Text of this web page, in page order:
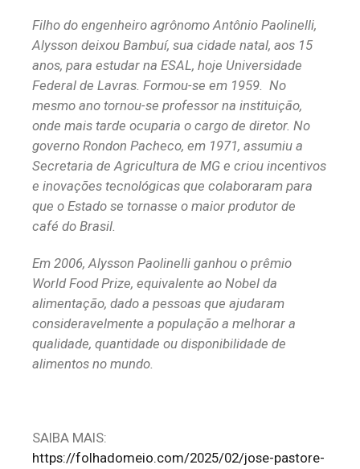
Filho do engenheiro agrônomo Antônio Paolinelli,
Alysson deixou Bambuí, sua cidade natal, aos 15
anos, para estudar na ESAL, hoje Universidade
Federal de Lavras. Formou-se em 1959. No
mesmo ano tornou-se professor na instituição,
onde mais tarde ocuparia o cargo de diretor. No
governo Rondon Pacheco, em 1971, assumiu a
Secretaria de Agricultura de MG e criou incentivos
e inovações tecnológicas que colaboraram para
que o Estado se tornasse o maior produtor de
café do Brasil.
Em 2006, Alysson Paolinelli ganhou o prêmio
World Food Prize, equivalente ao Nobel da
alimentação, dado a pessoas que ajudaram
consideravelmente a população a melhorar a
qualidade, quantidade ou disponibilidade de
alimentos no mundo.
SAIBA MAIS:
https://folhadomeio.com/2025/02/jose-pastore-